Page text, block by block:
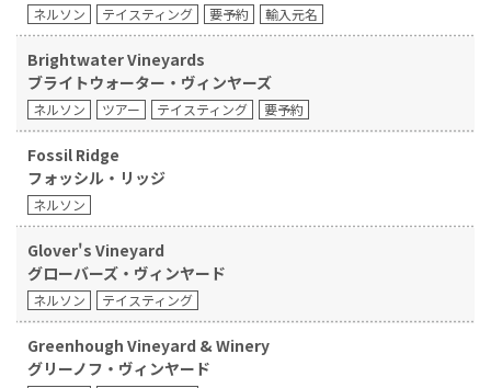
ネルソン テイスティング 要予約 輸入元名
Brightwater Vineyards
ブライトウォーター・ヴィンヤーズ
ネルソン ツアー テイスティング 要予約
Fossil Ridge
フォッシル・リッジ
ネルソン
Glover's Vineyard
グローバーズ・ヴィンヤード
ネルソン テイスティング
Greenhough Vineyard & Winery
グリーノフ・ヴィンヤード